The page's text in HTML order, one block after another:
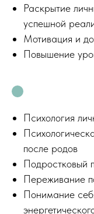
Раскрытие
успешной
Мотивация и
Повышение
Психология
после родов
Подростковый
Переживание
Понимание